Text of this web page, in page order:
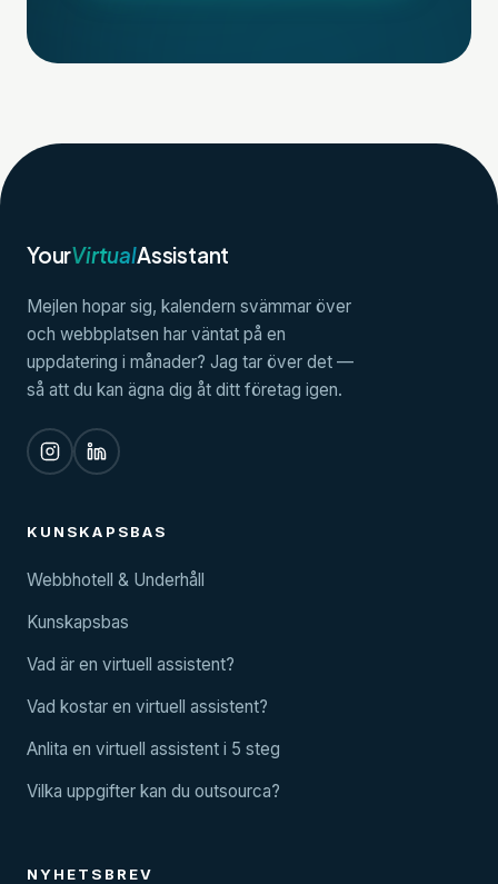
YourVirtualAssistant
Mejlen hopar sig, kalendern svämmar över
och webbplatsen har väntat på en
uppdatering i månader? Jag tar över det —
så att du kan ägna dig åt ditt företag igen.
KUNSKAPSBAS
Webbhotell & Underhåll
Kunskapsbas
Vad är en virtuell assistent?
Vad kostar en virtuell assistent?
Anlita en virtuell assistent i 5 steg
Vilka uppgifter kan du outsourca?
NYHETSBREV